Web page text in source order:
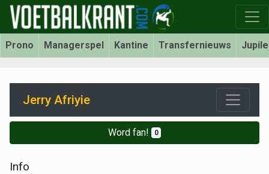
Prono Managerspel Kantine Transfernieuws
Jerry Afriyie
Word fan! 0
Info